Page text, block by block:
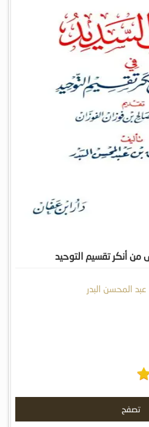
من أنكر تقسيم التوحيد
عبد المحسن البدر
تصفح